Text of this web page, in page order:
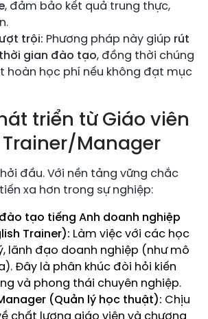
, đảm bảo kết quả trung thực,
trội: Phương pháp này giúp rút
gian đào tạo, đồng thời chúng
hoàn học phí nếu không đạt mục
triển từ Giáo viên
Trainer/Manager
đầu. Với nền tảng vững chắc
xa hơn trong sự nghiệp:
tạo tiếng Anh doanh nghiệp
Trainer): Làm việc với các học
lãnh đạo doanh nghiệp (như mô
Đây là phân khúc đòi hỏi kiến
và phong thái chuyên nghiệp.
(Quản lý học thuật): Chịu
chất lượng giáo viên và chương